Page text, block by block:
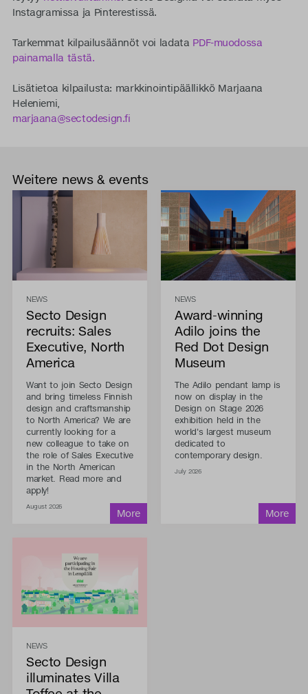
Instagramissa ja Pinterestissä.
Tarkemmat kilpailusäännöt voi ladata PDF-muodossa
painamalla tästä.
Lisätietoa kilpailusta: markkinointipäällikkö Marjaana
Heleniemi,
marjaana@sectodesign.fi
Weitere news & events
NEWS
Secto Design
recruits: Sales
Executive, North
America
Want to join Secto Design
and bring timeless Finnish
design and craftsmanship
to North America? We are
currently looking for a
new colleague to take on
the role of Sales Executive
in the North American
market. Read more and
apply!
August 2026
NEWS
Award-winning
Adilo joins the
Red Dot Design
Museum
The Adilo pendant lamp is
now on display in the
Design on Stage 2026
exhibition held in the
world's largest museum
dedicated to
contemporary design.
July 2026
NEWS
Secto Design
illuminates Villa